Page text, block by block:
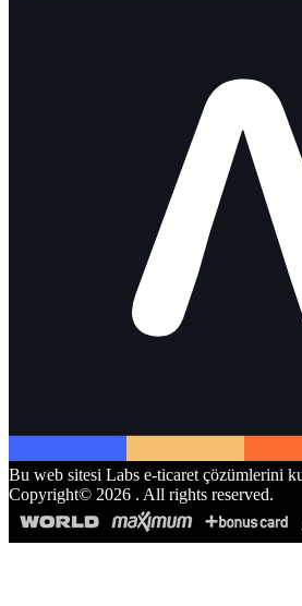
Bu web sitesi Labs e-ticaret çözümlerini
Copyright© 2026 . All rights reserved.